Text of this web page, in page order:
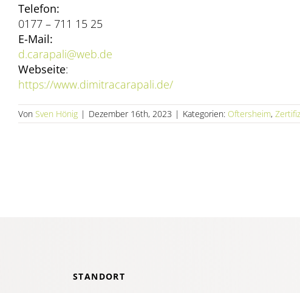
Telefon:
0177 – 711 15 25
E-Mail:
d.carapali@web.de
Webseite:
https://www.dimitracarapali.de/
Von Sven Hönig | Dezember 16th, 2023 | Kategorien: Oftersheim,
STANDORT